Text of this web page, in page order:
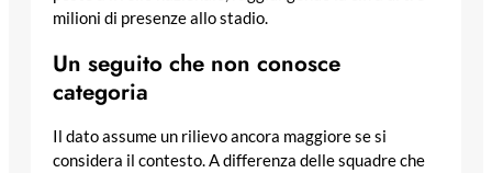
milioni di presenze allo stadio.
Un seguito che non conosce
categoria
Il dato assume un rilievo ancora maggiore se si
considera il contesto. A differenza delle squadre che